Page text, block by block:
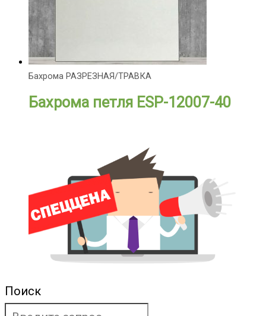
Бахрома РАЗРЕЗНАЯ/ТРАВКА
Бахрома петля ESP-12007-40
Поиск